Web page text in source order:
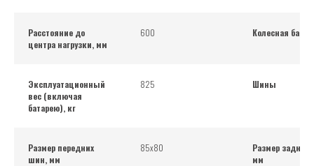
Расстояние до
центра нагрузки, мм
600 Колесная база,
Эксплуатационный
вес (включая
батарею), кг
825 Шины
Размер передних
шин, мм
85х80
Размер задних
мм